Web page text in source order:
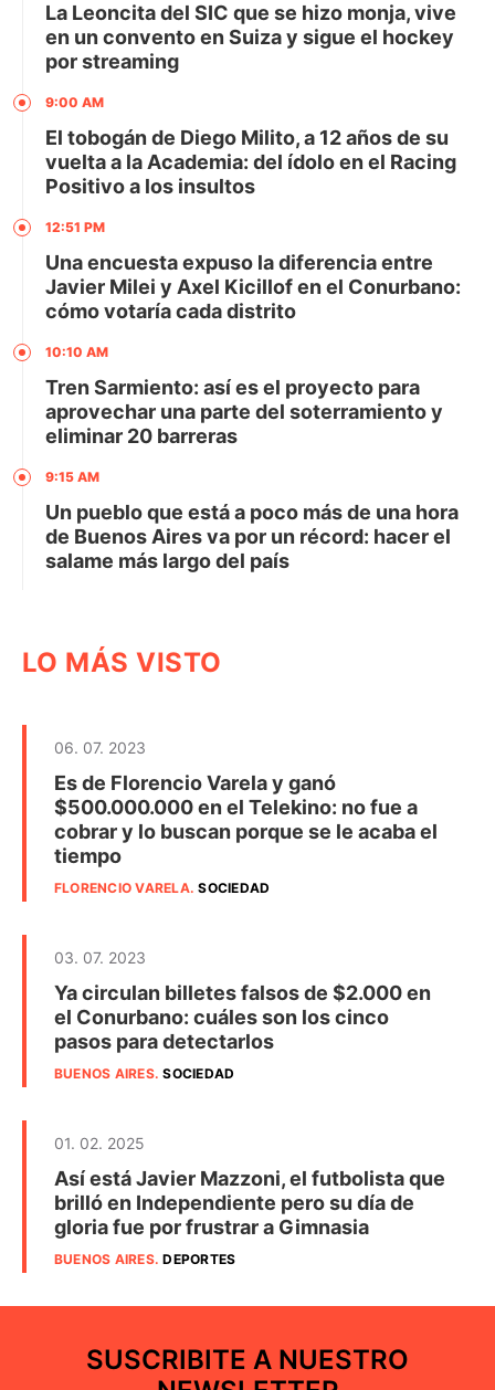
La Leoncita del SIC que se hizo monja, vive
en un convento en Suiza y sigue el hockey
por streaming
9:00 AM
El tobogán de Diego Milito, a 12 años de su
vuelta a la Academia: del ídolo en el Racing
Positivo a los insultos
12:51 PM
Una encuesta expuso la diferencia entre
Javier Milei y Axel Kicillof en el Conurbano:
cómo votaría cada distrito
10:10 AM
Tren Sarmiento: así es el proyecto para
aprovechar una parte del soterramiento y
eliminar 20 barreras
9:15 AM
Un pueblo que está a poco más de una hora
de Buenos Aires va por un récord: hacer el
salame más largo del país
LO MÁS VISTO
06. 07. 2023
Es de Florencio Varela y ganó
$500.000.000 en el Telekino: no fue a
cobrar y lo buscan porque se le acaba el
tiempo
FLORENCIO VARELA.SOCIEDAD
03. 07. 2023
Ya circulan billetes falsos de $2.000 en
el Conurbano: cuáles son los cinco
pasos para detectarlos
BUENOS AIRES.SOCIEDAD
01. 02. 2025
Así está Javier Mazzoni, el futbolista que
brilló en Independiente pero su día de
gloria fue por frustrar a Gimnasia
BUENOS AIRES.DEPORTES
SUSCRIBITE A NUESTRO